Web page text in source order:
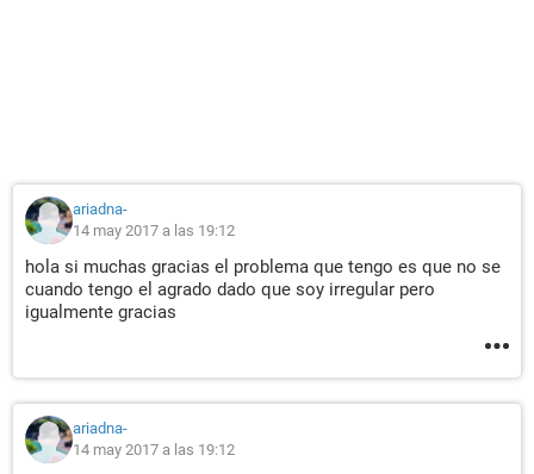
ariadna-
14 may 2017 a las 19:12
hola si muchas gracias el problema que tengo es que no se
cuando tengo el agrado dado que soy irregular pero
igualmente gracias
ariadna-
14 may 2017 a las 19:12